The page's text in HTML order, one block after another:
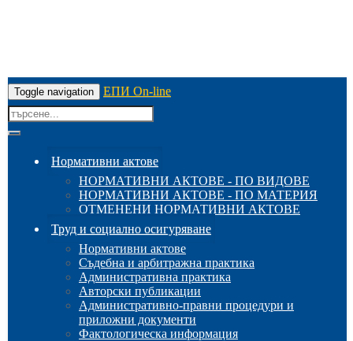
Toggle navigation ЕПИ On-line
Нормативни актове
НОРМАТИВНИ АКТОВЕ - ПО ВИДОВЕ
НОРМАТИВНИ АКТОВЕ - ПО МАТЕРИЯ
ОТМЕНЕНИ НОРМАТИВНИ АКТОВЕ
Труд и социално осигуряване
Нормативни актове
Съдебна и арбитражна практика
Административна практика
Авторски публикации
Административно-правни процедури и
приложни документи
Фактологическа информация